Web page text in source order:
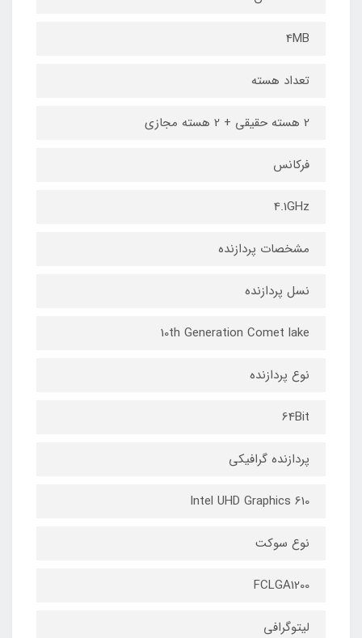
4MB
تعداد هسته
2 هسته حقیقی + 2 هسته مجازی
فرکانس
4.1GHz
مشخصات پردازنده
نسل پردازنده
10th Generation Comet lake
نوع پردازنده
64Bit
پردازنده گرافیکی
Intel UHD Graphics 610
نوع سوکت
FCLGA1200
لیتوگرافی